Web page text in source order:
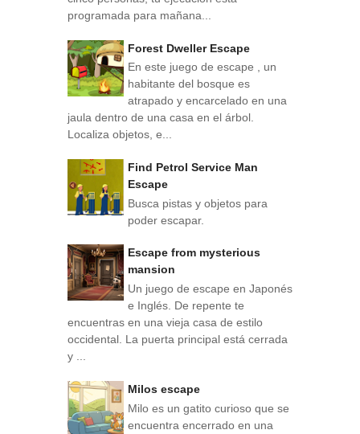
programada para mañana...
Forest Dweller Escape
En este juego de escape , un
habitante del bosque es
atrapado y encarcelado en una
jaula dentro de una casa en el árbol.
Localiza objetos, e...
Find Petrol Service Man
Escape
Busca pistas y objetos para
poder escapar.
Escape from mysterious
mansion
Un juego de escape en Japonés
e Inglés. De repente te
encuentras en una vieja casa de estilo
occidental. La puerta principal está cerrada
y ...
Milos escape
Milo es un gatito curioso que se
encuentra encerrado en una